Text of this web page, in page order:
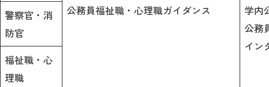
公務員福祉職・心理職ガイダンス
学内
公務
イン
警察官・消
防官
福祉職・心
理職